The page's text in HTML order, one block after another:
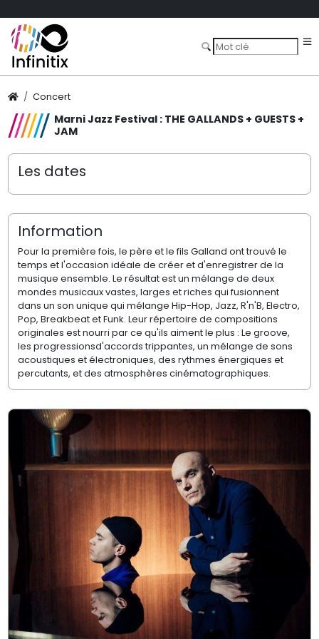
Concert
Marni Jazz Festival : THE GALLANDS + GUESTS +
JAM
Les dates
Information
Pour la première fois, le père et le fils Galland ont trouvé le
temps et l'occasion idéale de créer et d'enregistrer de la
musique ensemble. Le résultat est un mélange de deux
mondes musicaux vastes, larges et riches qui fusionnent
dans un son unique qui mélange Hip-Hop, Jazz, R'n'B, Electro,
Pop, Breakbeat et Funk. Leur répertoire de compositions
originales est nourri par ce qu'ils aiment le plus : Le groove,
les progressionsd'accords trippantes, un mélange de sons
acoustiques et électroniques, des rythmes énergiques et
percutants, et des atmosphères cinématographiques.